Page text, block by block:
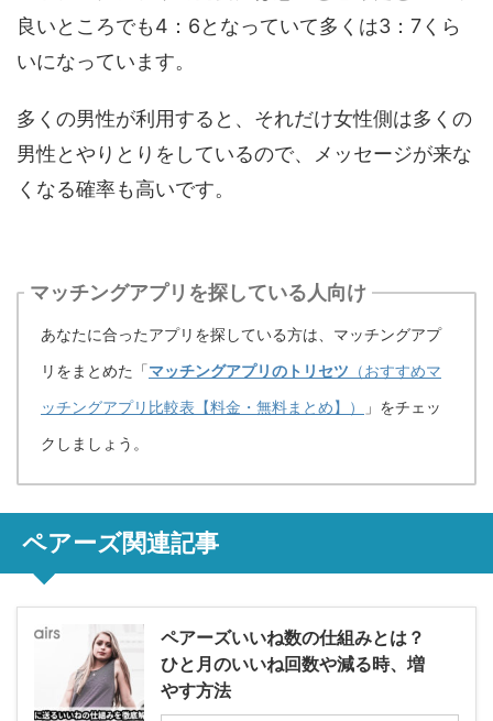
良いところでも4：6となっていて多くは3：7くら
いになっています。
多くの男性が利用すると、それだけ女性側は多くの
男性とやりとりをしているので、メッセージが来な
くなる確率も高いです。
マッチングアプリを探している人向け
あなたに合ったアプリを探している方は、マッチングアプ
リをまとめた「マッチングアプリのトリセツ （おすすめマ
ッチングアプリ比較表【料金・無料まとめ】）
」をチェッ
クしましょう。
ペアーズ関連記事
ペアーズいいね数の仕組みとは？
ひと月のいいね回数や減る時、増
やす方法